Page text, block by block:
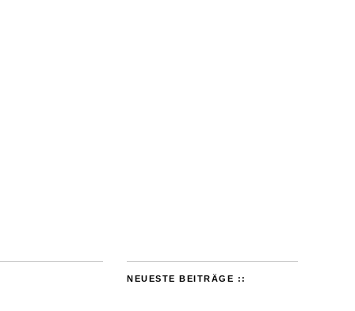
NEUESTE BEITRÄGE ::